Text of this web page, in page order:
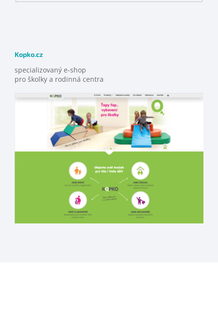
Kopko.cz
specializovaný e-shop
pro školky a rodinná centra